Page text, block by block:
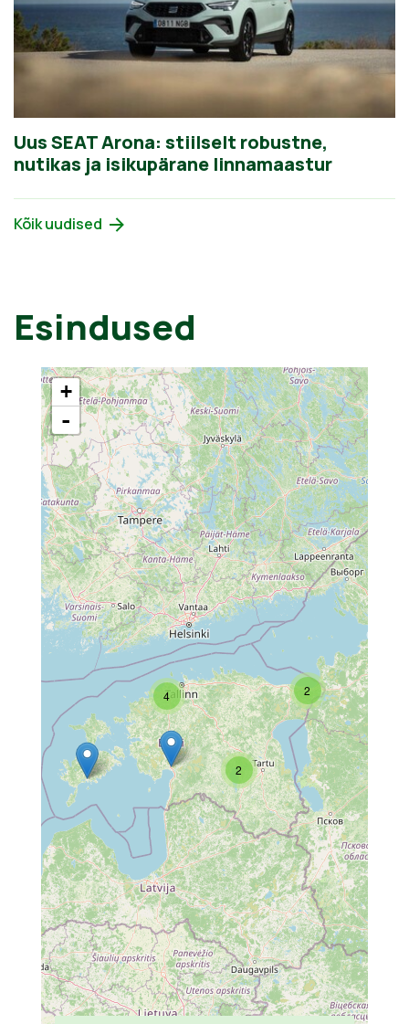
Uus SEAT Arona: stiilselt robustne,
nutikas ja isikupärane linnamaastur
Kõik uudised
Esindused
2
2
4
+
-